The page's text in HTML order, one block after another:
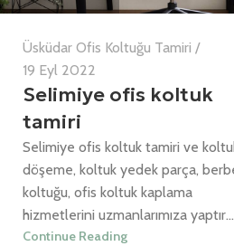
Üsküdar Ofis Koltuğu Tamiri
19 Eyl 2022
Selimiye ofis koltuk
tamiri
Selimiye ofis koltuk tamiri ve
döşeme, koltuk yedek parça,
koltuğu, ofis koltuk kaplama
hizmetlerini uzmanlarımıza yaptır...
Continue Reading